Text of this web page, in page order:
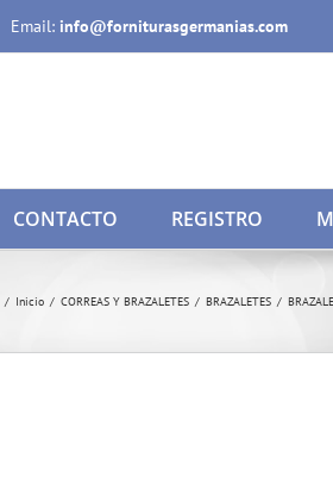
Email: info@forniturasgermanias.com
CONTACTO REGISTRO
/ Inicio / CORREAS Y BRAZALETES / BRAZALETES /